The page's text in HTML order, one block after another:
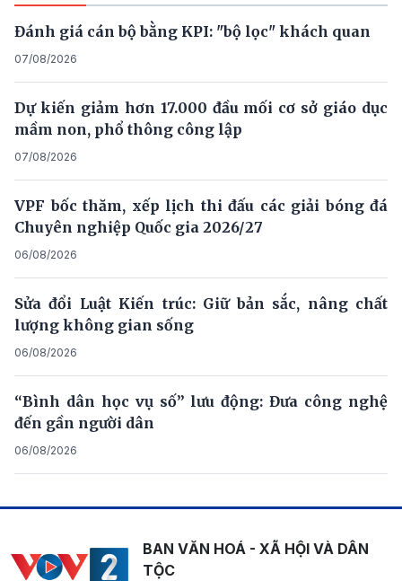
Đánh giá cán bộ bằng KPI: "bộ lọc" khách quan
07/08/2026
Dự kiến giảm hơn 17.000 đầu mối cơ sở giáo dục
mầm non, phổ thông công lập
07/08/2026
VPF bốc thăm, xếp lịch thi đấu các giải bóng đá
Chuyên nghiệp Quốc gia 2026/27
06/08/2026
Sửa đổi Luật Kiến trúc: Giữ bản sắc, nâng chất
lượng không gian sống
06/08/2026
“Bình dân học vụ số” lưu động: Đưa công nghệ
đến gần người dân
06/08/2026
BAN VĂN HOÁ - XÃ HỘI VÀ DÂN
TỘC